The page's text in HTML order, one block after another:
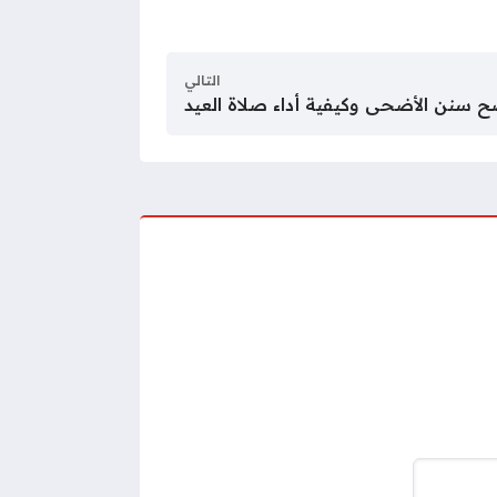
التالي
سنن الأضحى وكيفية أداء صلاة العيد